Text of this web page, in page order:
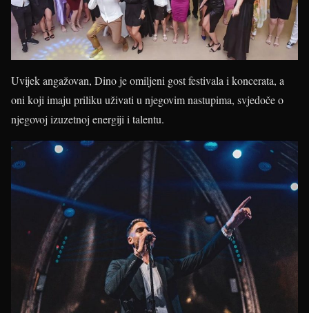
Uvijek angažovan, Dino je omiljeni gost festivala i koncerata, a
oni koji imaju priliku uživati u njegovim nastupima, svjedoče o
njegovoj izuzetnoj energiji i talentu.